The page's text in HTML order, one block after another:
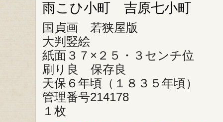
雨こひ小町 吉原七小町
国貞画 若狭屋版
大判竪絵
紙面３７×２５・３センチ位
刷り良 保存良
天保６年頃（１８３５年頃）
管理番号214178
１枚